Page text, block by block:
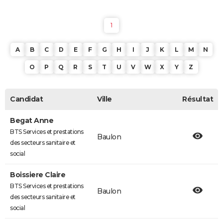
1
A B C D E F G H I J K L M N
O P Q R S T U V W X Y Z
Candidat Ville Résultat
Begat Anne
BTS Services et prestations
des secteurs sanitaire et
social
Baulon
Boissiere Claire
BTS Services et prestations
des secteurs sanitaire et
social
Baulon